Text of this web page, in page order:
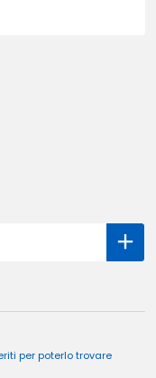
per poterlo trovare